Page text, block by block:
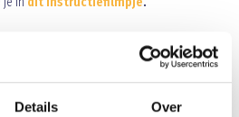
Details Over
er met z’n allen vol voor en hopen
van de steun van familie, vrienden